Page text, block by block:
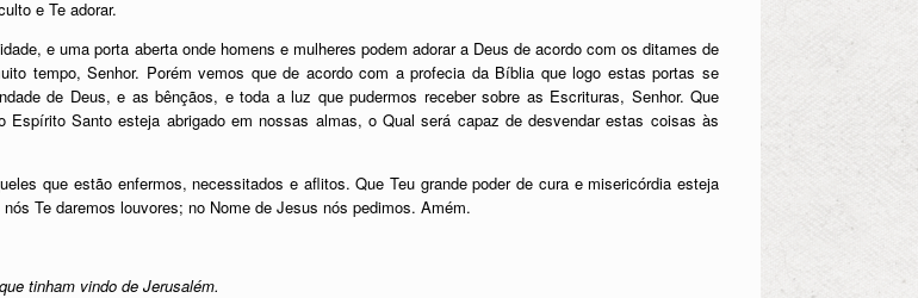
e Te adorar.
e uma porta aberta onde homens e mulheres podem adorar a Deus de acordo com os ditames de
tempo, Senhor. Porém vemos que de acordo com a profecia da Bíblia que logo estas portas se
de Deus, e as bênçãos, e toda a luz que pudermos receber sobre as Escrituras, Senhor. Que
Espírito Santo esteja abrigado em nossas almas, o Qual será capaz de desvendar estas coisas às
que estão enfermos, necessitados e aflitos. Que Teu grande poder de cura e misericórdia esteja
Te daremos louvores; no Nome de Jesus nós pedimos. Amém.
tinham vindo de Jerusalém.